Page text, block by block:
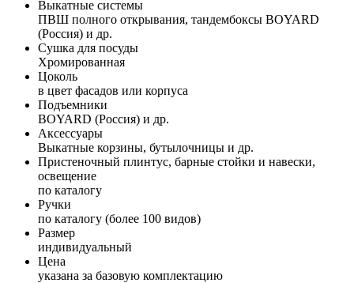
Выкатные системы
ПВШ полного открывания, тандембоксы BOYARD
(Россия) и др.
Сушка для посуды
Хромированная
Цоколь
в цвет фасадов или корпуса
Подъемники
BOYARD (Россия) и др.
Аксессуары
Выкатные корзины, бутылочницы и др.
Пристеночный плинтус, барные стойки и навески,
освещение
по каталогу
Ручки
по каталогу (более 100 видов)
Размер
индивидуальный
Цена
указана за базовую комплектацию